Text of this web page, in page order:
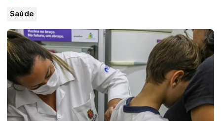
Saúde